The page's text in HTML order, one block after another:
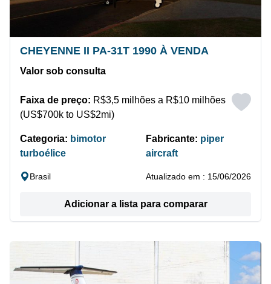
CHEYENNE II PA-31T 1990 À VENDA
Valor sob consulta
Faixa de preço: R$3,5 milhões a R$10 milhões
(US$700k to US$2mi)
Categoria: bimotor
turboélice
Fabricante: piper
aircraft
Brasil Atualizado em : 15/06/2026
Adicionar a lista para comparar